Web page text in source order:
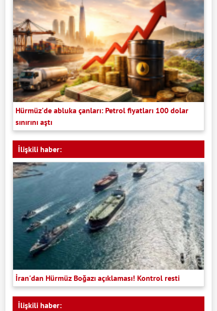
Hürmüz'de abluka çanları: Petrol fiyatları 100 dolar
sınırını aştı
İlişkili haber:
İran'dan Hürmüz Boğazı açıklaması! Kontrol resti
İlişkili haber: